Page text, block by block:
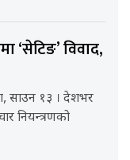
‘सेटिङ’ विवाद,
साउन १३ । देशभर
नियन्त्रणको